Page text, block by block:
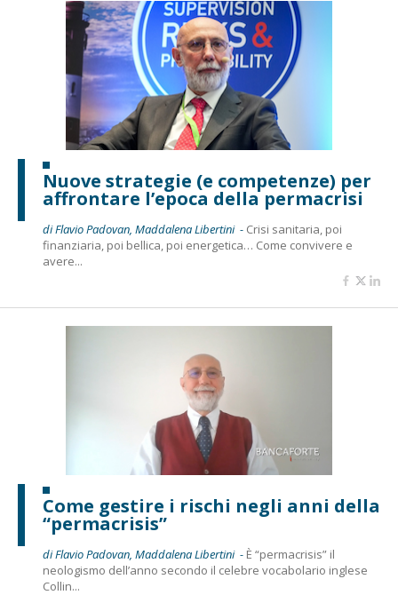
Nuove strategie (e competenze) per
affrontare l’epoca della permacrisi
di Flavio Padovan, Maddalena Libertini - Crisi sanitaria, poi
finanziaria, poi bellica, poi energetica… Come convivere e
avere...
Come gestire i rischi negli anni della
“permacrisis”
di Flavio Padovan, Maddalena Libertini - È “permacrisis” il
neologismo dell’anno secondo il celebre vocabolario inglese
Collin...